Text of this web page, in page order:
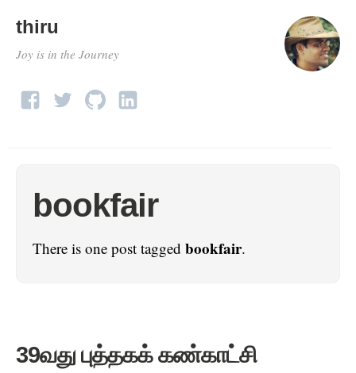
thiru
Joy is in the Journey
bookfair
There is one post tagged bookfair.
39வது புத்தகக் கண்காட்சி